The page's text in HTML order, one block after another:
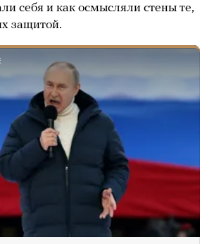
себя и как осмысляли стены те,
защитой.